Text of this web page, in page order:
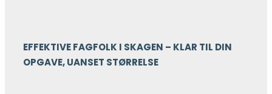
EFFEKTIVE FAGFOLK I SKAGEN – KLAR TIL DIN
OPGAVE, UANSET STØRRELSE